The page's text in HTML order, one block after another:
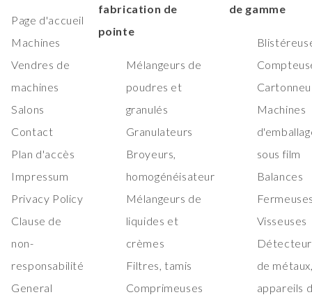
Page d'accueil
Machines
Vendres de
machines
Salons
Contact
Plan d'accès
Impressum
Privacy Policy
Clause de
non-
responsabilité
General
fabrication de
pointe
Mélangeurs de
poudres et
granulés
Granulateurs
Broyeurs,
homogénéisateur
Mélangeurs de
liquides et
crèmes
Filtres, tamis
Comprimeuses
de gamme
Machines
sous film
Balances
Visseuses
de
appareils